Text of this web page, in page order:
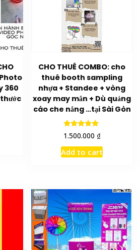
360
CHO THUÊ COMBO: cho
thuê booth sampling
nhựa + Standee + vòng
xoay may mắn + Dù quảng
cáo che nắng …tại Sài Gòn
Rated
5.00
out of 5
1.500.000 ₫
Add to cart